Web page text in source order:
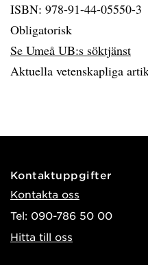
ISBN: 978-91-44-05550-3
Obligatorisk
Se Umeå UB:s söktjänst
Aktuella vetenskapliga
Kontaktuppgifter
Kontakta oss
Tel: 090-786 50 00
Hitta till oss